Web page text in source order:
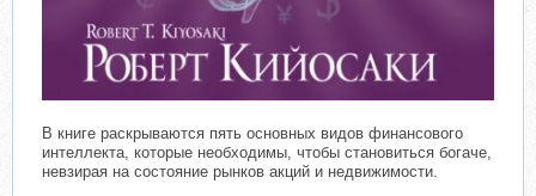
В книге раскрываются пять основных видов финансового
интеллекта, которые необходимы, чтобы становиться богаче,
невзирая на состояние рынков акций и недвижимости.